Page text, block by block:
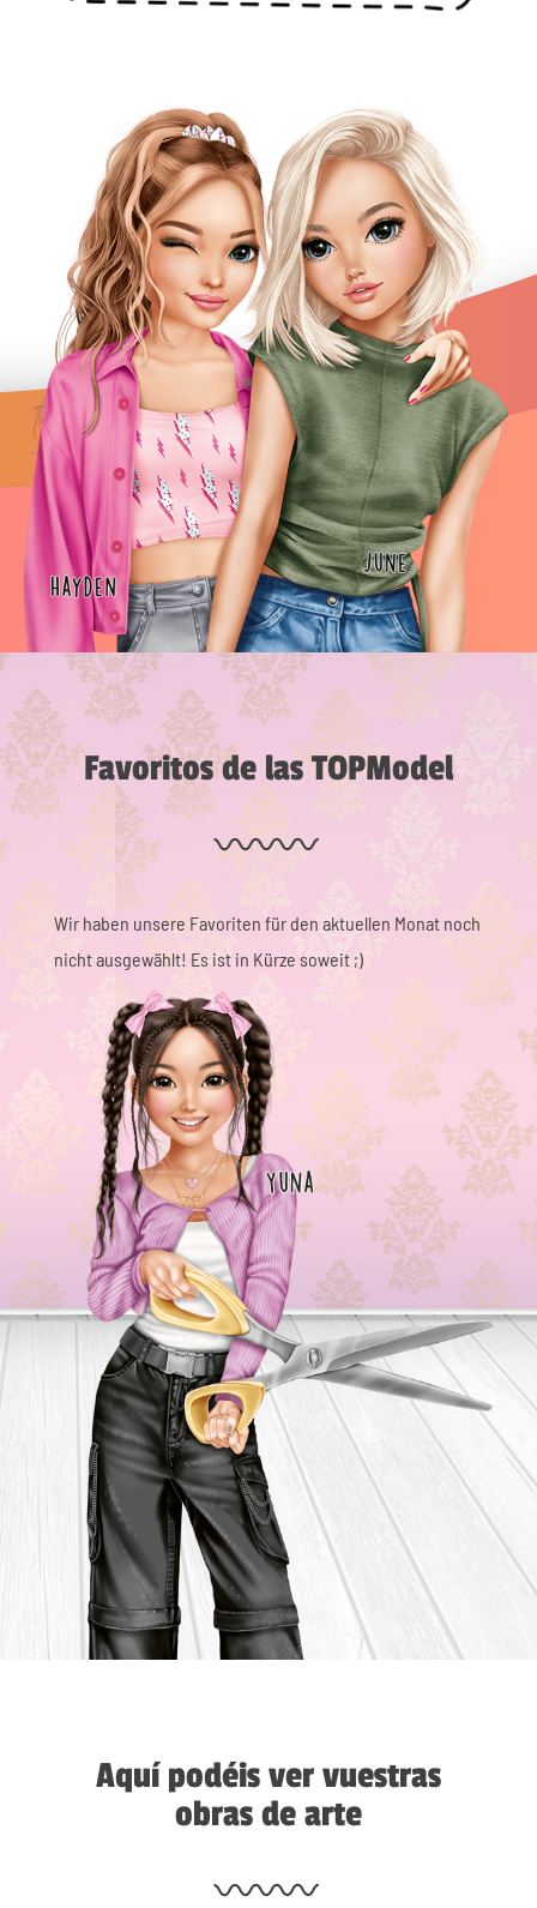
Favoritos de las TOPModel
Wir haben unsere Favoriten für den aktuellen Monat noch
nicht ausgewählt! Es ist in Kürze soweit ;)
Aquí podéis ver vuestras
obras de arte